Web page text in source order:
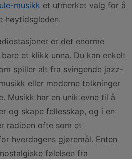
musikk et utmerket valg for å
høytidsgleden.
er det enorme
et klikk unna. Du kan enkelt
spiller alt fra svingende jazz-
eller moderne tolkninger
Musikk har en unik evne til å
og skape fellesskap, og i en
radioen ofte som et
hverdagens gjøremål. Enten
følelsen fra